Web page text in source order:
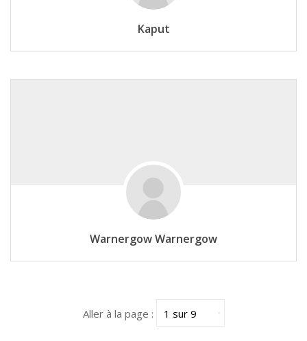
Kaput
Warnergow Warnergow
Aller à la page :